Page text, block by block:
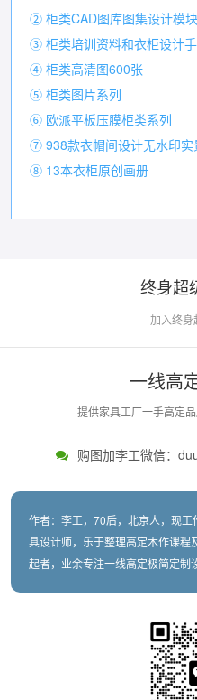
② 柜类CAD图库图集设计模块
③ 柜类培训资料和衣柜设计
④ 柜类高清图600张
⑤ 柜类图片系列
⑥ 欧派平板压膜柜类系列
⑦ 938款衣帽间设计无水印实
⑧ 13本衣柜原创画册
终身超
加入终身
一线高
提供家具工厂一手高定
购图加李工微信：
作者：李工，70后，北京人，现
具设计师，乐于整理高定木作课程
起者，业余专注一线高定极简定制